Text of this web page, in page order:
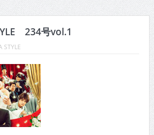
STYLE
クセ者だらけの結婚式はどうなる!?愛と